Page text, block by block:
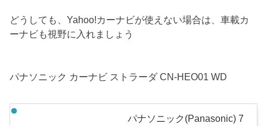
どうしても、Yahoo!カーナビが使えない場合は、車載カ
ーナビも視野に入れましょう
パナソニック カーナビ ストラーダ CN-HEO01 WD
パナソニック(Panasonic) 7